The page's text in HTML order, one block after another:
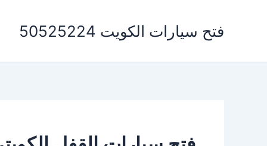
فتح سيارات الكويت 50525224